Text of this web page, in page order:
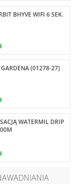
BHYVE WIFI 6 SEK.
(01278-27)
WATERMIL DRIP